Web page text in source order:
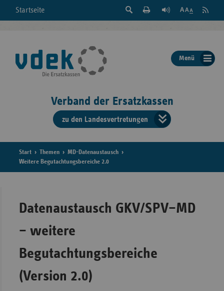
Startseite
Suche
der
Seite
Feed
Menü
Verband der Ersatzkassen
zu den Landesvertretungen
der
Start Themen
MD-Datenaustausch
Weitere Begutachtungsbereiche 2.0
Datenaustausch GKV/SPV–MD
– weitere
Begutachtungsbereiche
(Version 2.0)